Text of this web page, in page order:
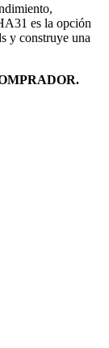
es la opción
y construye una